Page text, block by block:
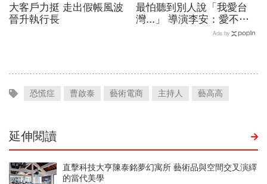
大客戶力挺 走出假帳風波
晉升執行長
最怕聽到別人說「我愛台
灣...」 導演李安：愛不用
Ads by
恐慌症 曹啟泰 藝術電商 主持人 藝高高
延伸閱讀
直擊科技大亨陳泰銘夢幻寓所 藝術品與空間交叉演繹
的當代美學